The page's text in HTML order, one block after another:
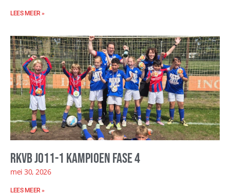
LEES MEER »
RKVB JO11-1 kampioen fase 4
mei 30, 2026
LEES MEER »